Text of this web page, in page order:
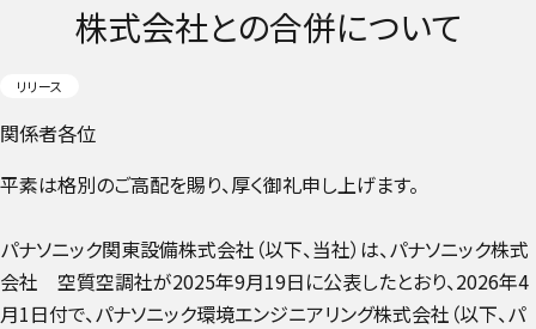
株式会社との合併について
リリース
関係者各位
平素は格別のご高配を賜り、厚く御礼申し上げます。
パナソニック関東設備株式会社（以下、当社）は、パナソニック株式
会社 空質空調社が2025年9月19日に公表したとおり、2026年4
月1日付で、パナソニック環境エンジニアリング株式会社（以下、パ